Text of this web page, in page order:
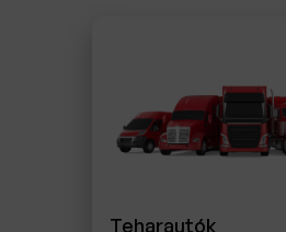
Teharautók